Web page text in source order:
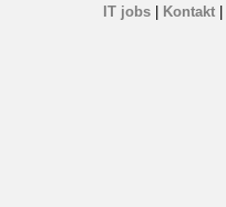
IT jobs| Kontakt|